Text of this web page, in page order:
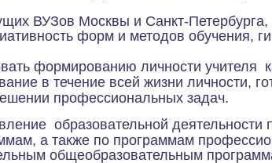
ВУЗов Москвы и Санкт-
форм и методов обучения,
формированию личности
в течение всей жизни личности,
профессиональных задач.
образовательной деятельности
а также по программам
общеобразовательным